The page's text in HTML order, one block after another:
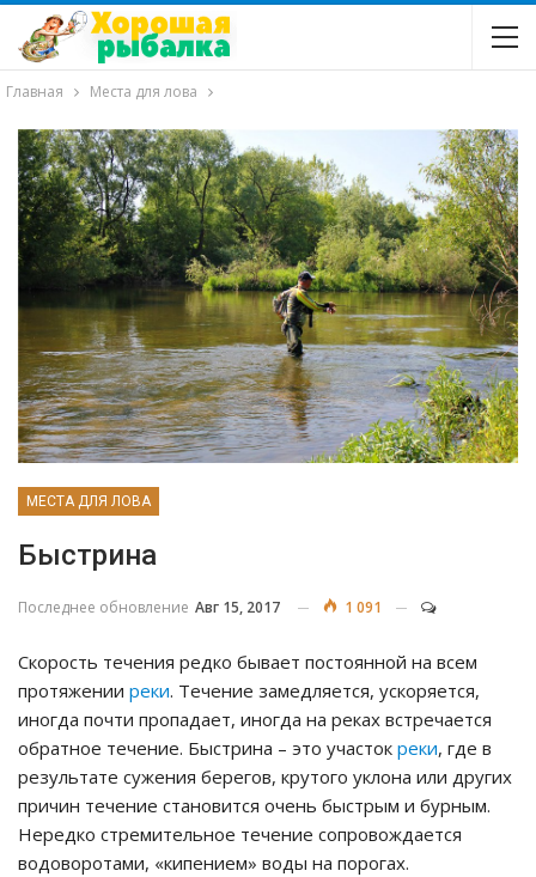
Главная Места для лова
МЕСТА ДЛЯ ЛОВА
Быстрина
Последнее обновление Авг 15, 2017 1 091
Скорость течения редко бывает постоянной на всем
протяжении реки. Течение замедляется, ускоряется,
иногда почти пропадает, иногда на реках встречается
обратное течение. Быстрина – это участок реки, где в
результате сужения берегов, крутого уклона или других
причин течение становится очень быстрым и бурным.
Нередко стремительное течение сопровождается
водоворотами, «кипением» воды на порогах.